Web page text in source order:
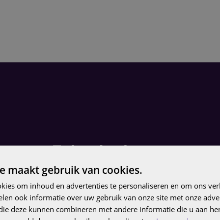
op Zalando: kansen en
merken via het Partner Program directe toegang
in meer dan 25 landen. Je behoudt
maakt gebruik van cookies.
om inhoud en advertenties te personaliseren en om ons
ook informatie over uw gebruik van onze site met onze
deze kunnen combineren met andere informatie die u aan